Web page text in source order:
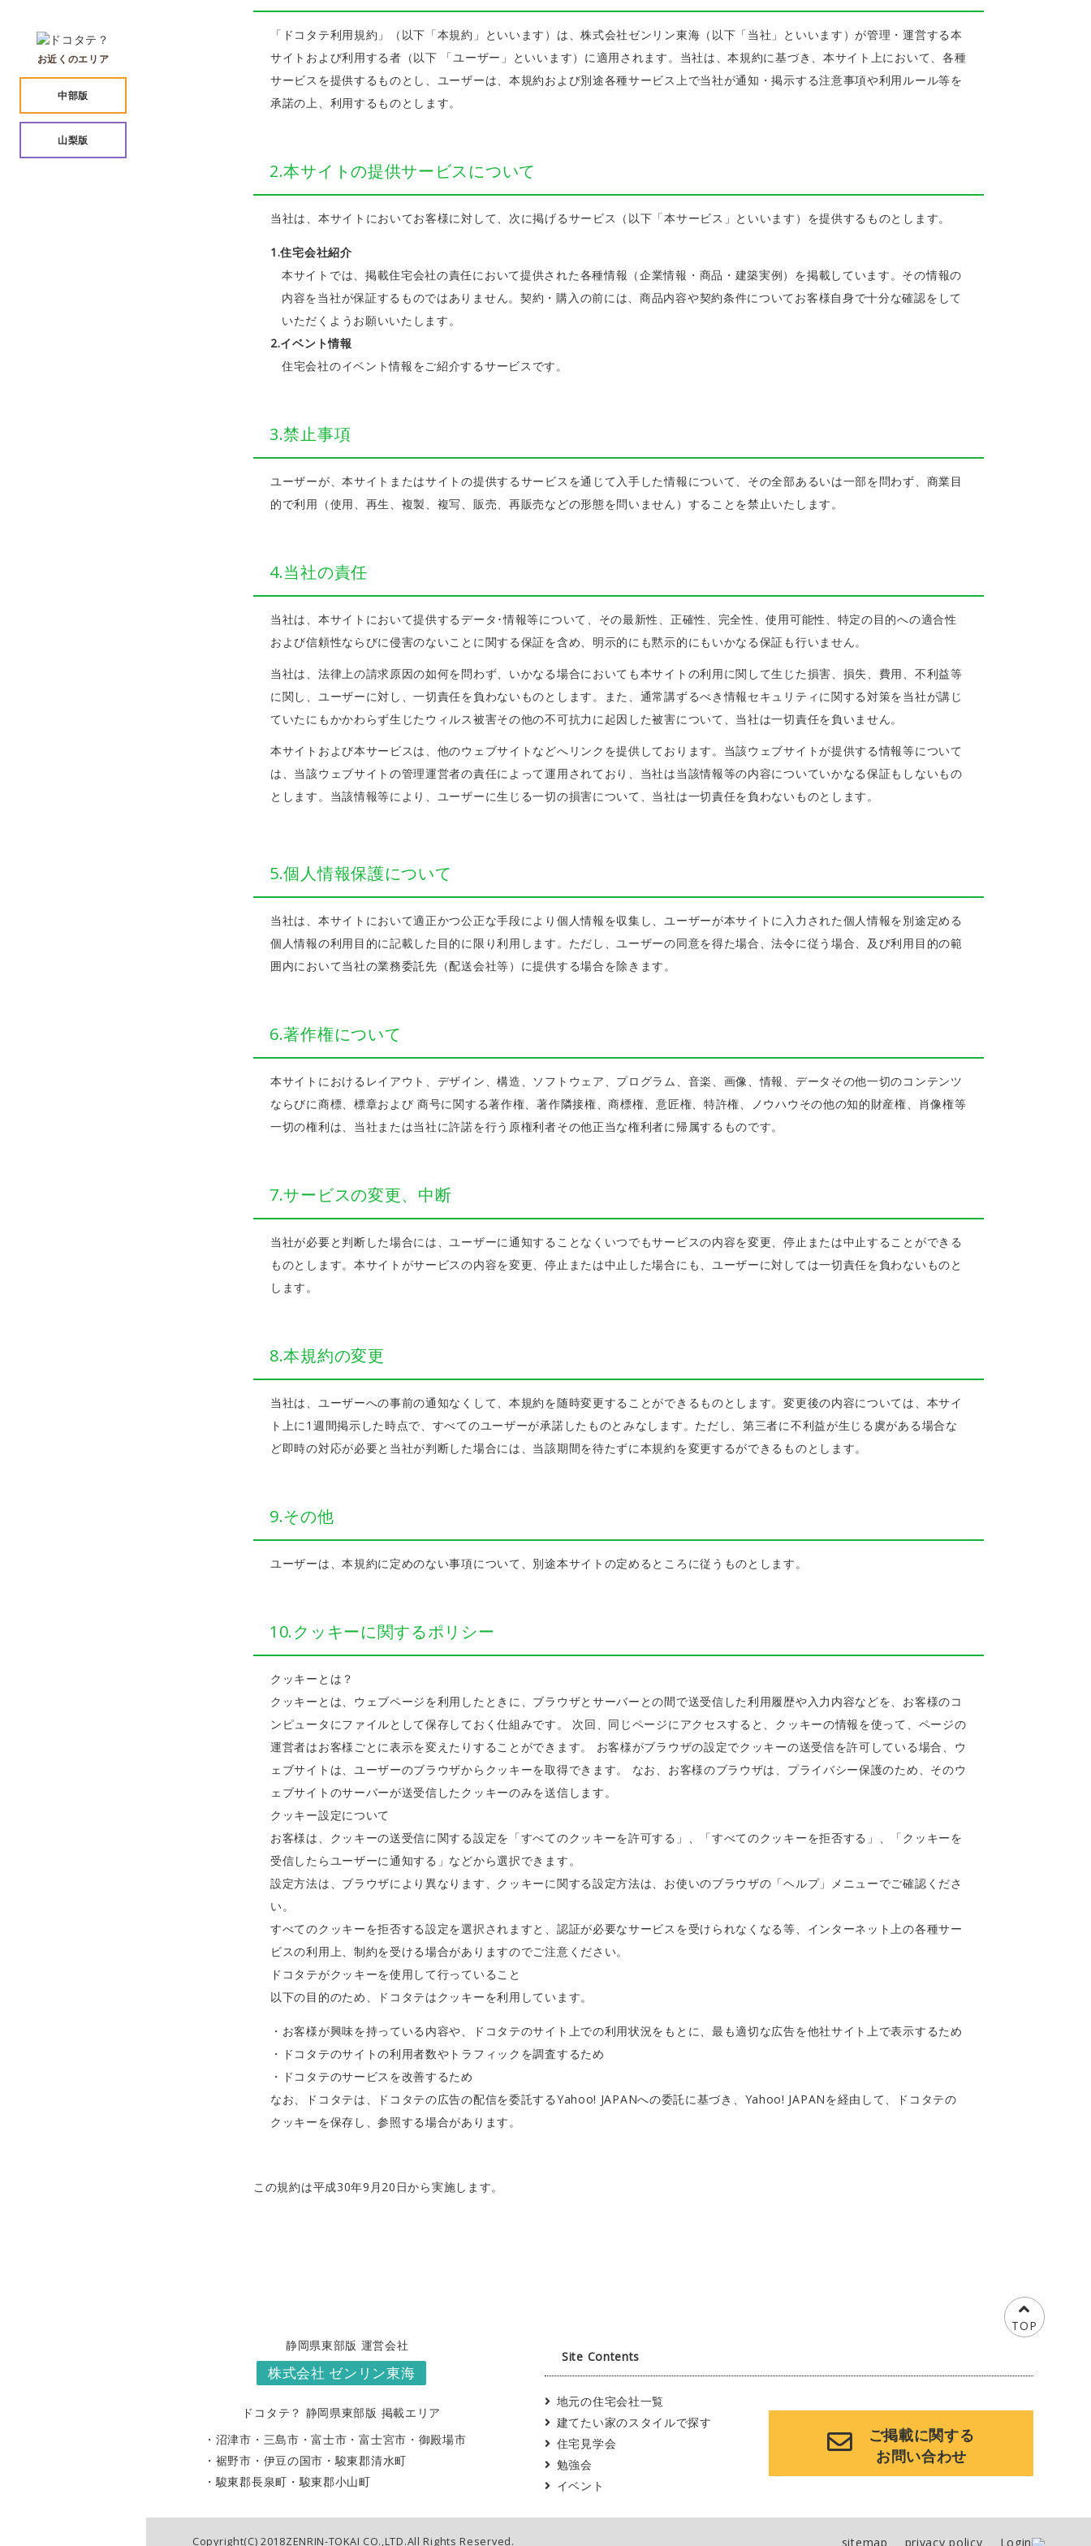
お近くのエリア
中部版
山梨版
「ドコタテ利用規約」（以下「本規約」といいます）は、株式会社ゼンリン東海（以下「当社」といいます）が管理・運営する本
サイトおよび利用する者（以下 「ユーザー」といいます）に適用されます。当社は、本規約に基づき、本サイト上において、各種
サービスを提供するものとし、ユーザーは、本規約および別途各種サービス上で当社が通知・掲示する注意事項や利用ルール等を
承諾の上、利用するものとします。
2.本サイトの提供サービスについて
当社は、本サイトにおいてお客様に対して、次に掲げるサービス（以下「本サービス」といいます）を提供するものとします。
1.住宅会社紹介
本サイトでは、掲載住宅会社の責任において提供された各種情報（企業情報・商品・建築実例）を掲載しています。その情報の
内容を当社が保証するものではありません。契約・購入の前には、商品内容や契約条件についてお客様自身で十分な確認をして
いただくようお願いいたします。
2.イベント情報
住宅会社のイベント情報をご紹介するサービスです。
3.禁止事項
ユーザーが、本サイトまたはサイトの提供するサービスを通じて入手した情報について、その全部あるいは一部を問わず、商業目
的で利用（使用、再生、複製、複写、販売、再販売などの形態を問いません）することを禁止いたします。
4.当社の責任
当社は、本サイトにおいて提供するデータ･情報等について、その最新性、正確性、完全性、使用可能性、特定の目的への適合性
および信頼性ならびに侵害のないことに関する保証を含め、明示的にも黙示的にもいかなる保証も行いません。
当社は、法律上の請求原因の如何を問わず、いかなる場合においても本サイトの利用に関して生じた損害、損失、費用、不利益等
に関し、ユーザーに対し、一切責任を負わないものとします。また、通常講ずるべき情報セキュリティに関する対策を当社が講じ
ていたにもかかわらず生じたウィルス被害その他の不可抗力に起因した被害について、当社は一切責任を負いません。
本サイトおよび本サービスは、他のウェブサイトなどへリンクを提供しております。当該ウェブサイトが提供する情報等について
は、当該ウェブサイトの管理運営者の責任によって運用されており、当社は当該情報等の内容についていかなる保証もしないもの
とします。当該情報等により、ユーザーに生じる一切の損害について、当社は一切責任を負わないものとします。
5.個人情報保護について
当社は、本サイトにおいて適正かつ公正な手段により個人情報を収集し、ユーザーが本サイトに入力された個人情報を別途定める
個人情報の利用目的に記載した目的に限り利用します。ただし、ユーザーの同意を得た場合、法令に従う場合、及び利用目的の範
囲内において当社の業務委託先（配送会社等）に提供する場合を除きます。
6.著作権について
本サイトにおけるレイアウト、デザイン、構造、ソフトウェア、プログラム、音楽、画像、情報、データその他一切のコンテンツ
ならびに商標、標章および 商号に関する著作権、著作隣接権、商標権、意匠権、特許権、ノウハウその他の知的財産権、肖像権等
一切の権利は、当社または当社に許諾を行う原権利者その他正当な権利者に帰属するものです。
7.サービスの変更、中断
当社が必要と判断した場合には、ユーザーに通知することなくいつでもサービスの内容を変更、停止または中止することができる
ものとします。本サイトがサービスの内容を変更、停止または中止した場合にも、ユーザーに対しては一切責任を負わないものと
します。
8.本規約の変更
当社は、ユーザーへの事前の通知なくして、本規約を随時変更することができるものとします。変更後の内容については、本サイ
ト上に1週間掲示した時点で、すべてのユーザーが承諾したものとみなします。ただし、第三者に不利益が生じる虞がある場合な
ど即時の対応が必要と当社が判断した場合には、当該期間を待たずに本規約を変更するができるものとします。
9.その他
ユーザーは、本規約に定めのない事項について、別途本サイトの定めるところに従うものとします。
10.クッキーに関するポリシー
クッキーとは？
クッキーとは、ウェブページを利用したときに、ブラウザとサーバーとの間で送受信した利用履歴や入力内容などを、お客様のコ
ンピュータにファイルとして保存しておく仕組みです。 次回、同じページにアクセスすると、クッキーの情報を使って、ページの
運営者はお客様ごとに表示を変えたりすることができます。 お客様がブラウザの設定でクッキーの送受信を許可している場合、ウ
ェブサイトは、ユーザーのブラウザからクッキーを取得できます。 なお、お客様のブラウザは、プライバシー保護のため、そのウ
ェブサイトのサーバーが送受信したクッキーのみを送信します。
クッキー設定について
お客様は、クッキーの送受信に関する設定を「すべてのクッキーを許可する」、「すべてのクッキーを拒否する」、「クッキーを
受信したらユーザーに通知する」などから選択できます。
設定方法は、ブラウザにより異なります、クッキーに関する設定方法は、お使いのブラウザの「ヘルプ」メニューでご確認くださ
い。
すべてのクッキーを拒否する設定を選択されますと、認証が必要なサービスを受けられなくなる等、インターネット上の各種サー
ビスの利用上、制約を受ける場合がありますのでご注意ください。
ドコタテがクッキーを使用して行っていること
以下の目的のため、ドコタテはクッキーを利用しています。
・お客様が興味を持っている内容や、ドコタテのサイト上での利用状況をもとに、最も適切な広告を他社サイト上で表示するため
・ドコタテのサイトの利用者数やトラフィックを調査するため
・ドコタテのサービスを改善するため
なお、ドコタテは、ドコタテの広告の配信を委託するYahoo! JAPANへの委託に基づき、Yahoo! JAPANを経由して、ドコタテの
クッキーを保存し、参照する場合があります。
この規約は平成30年9月20日から実施します。
TOP
静岡県東部版 運営会社
株式会社 ゼンリン東海
ドコタテ？ 静岡県東部版 掲載エリア
・沼津市 ・三島市 ・富士市 ・富士宮市 ・御殿場市
・裾野市 ・伊豆の国市 ・駿東郡清水町
・駿東郡長泉町 ・駿東郡小山町
Site Contents
地元の住宅会社一覧
建てたい家のスタイルで探す
住宅見学会
勉強会
イベント
ご掲載に関する
お問い合わせ
sitemap privacy policy Login
Copyright(C) 2018ZENRIN-TOKAI CO.,LTD.All Rights Reserved.